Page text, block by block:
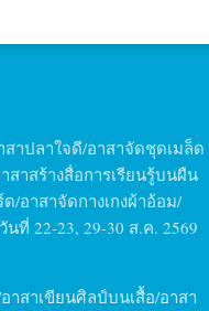
าปลาใจดี/อาสาจัดชุดเมล็ด
าสร้างสื่อการเรียนรู้บนผืน
/อาสาจัดกางเกงผ้าอ้อม/
ที่ 22-23, 29-30 ส.ค. 2569
าสาเขียนศิลป์บนเสื้อ/อาสา